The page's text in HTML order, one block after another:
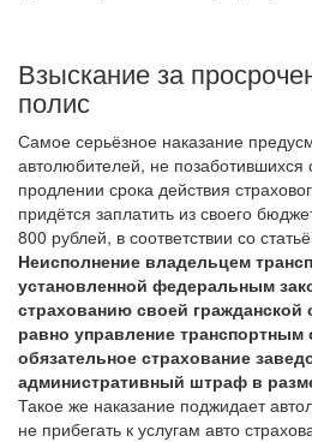
Взыскание за
полис
Самое серьёзное наказание
автолюбителей, не
продлении срока действия
придётся заплатить из своего
800 рублей, в соответствии со
Неисполнение владельцем
установленной федеральным
страхованию своей гражданской
равно управление транспортным
обязательное страхование
административный штраф в
Такое же наказание поджидает
не прибегать к услугам авто